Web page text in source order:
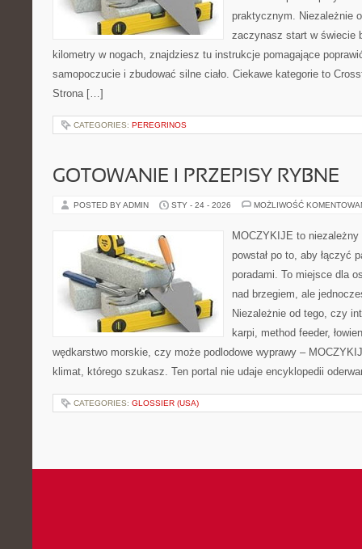
praktycznym. Niezależnie
zaczynasz start w świecie
kilometry w nogach, znajdziesz tu instrukcje pomagające
samopoczucie i zbudować silne ciało. Ciekawe kategorie to
Strona […]
CATEGORIES: PEREGRINOS
GOTOWANIE I PRZEPISY RYBNE
POSTED BY ADMIN STY - 24 - 2026 MOŻLIWOŚĆ
MOCZYKIJE to
powstał po to, aby łączyć
poradami. To miejsce dla
nad brzegiem, ale
Niezależnie od tego, czy
karpi, method feeder,
wędkarstwo morskie, czy może podlodowe wyprawy –
klimat, którego szukasz. Ten portal nie udaje encyklopedii
CATEGORIES: GLOSSIER (USA)